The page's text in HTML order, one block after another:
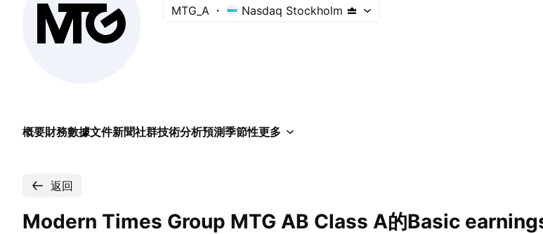
MTG_A Nasdaq Stockholm
概要財務數據文件新聞社群技術分析預測季節性更多
返回
Modern Times Group MTG AB Class A的Basic